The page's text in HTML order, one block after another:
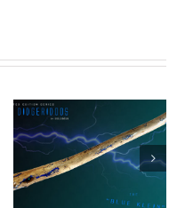
Tesla Didgeridoo